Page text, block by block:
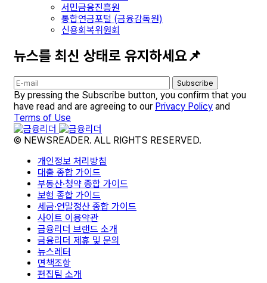
서민금융진흥원
통합연금포털 (금융감독원)
신용회복위원회
뉴스를 최신 상태로 유지하세요📌
Subscribe
By pressing the Subscribe button, you confirm that you
have read and are agreeing to our Privacy Policy and
Terms of Use
© NEWSREADER. ALL RIGHTS RESERVED.
개인정보 처리방침
대출 종합 가이드
부동산·청약 종합 가이드
보험 종합 가이드
세금·연말정산 종합 가이드
사이트 이용약관
금융리더 브랜드 소개
금융리더 제휴 및 문의
뉴스레터
면책조항
편집팀 소개